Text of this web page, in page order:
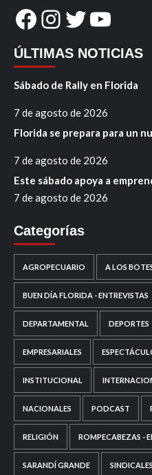
Facebook
Instagram
Twitter
ÚLTIMAS NOTICIAS
Sábado de Rally en Florida
7 de agosto de 2026
Florida se prepara para un
7 de agosto de 2026
Este sábado apoya a
7 de agosto de 2026
Categorías
AGROPECUARIO A LOS
BUEN DÍA FLORIDA - ENTREVISTAS
DEPARTAMENTAL DEPORTES
EMPRESARIALES
INSTITUCIONAL
NACIONALES PODCAST
RELIGIÓN ROMPECABEZAS -
SARANDÍ GRANDE SINDICALES